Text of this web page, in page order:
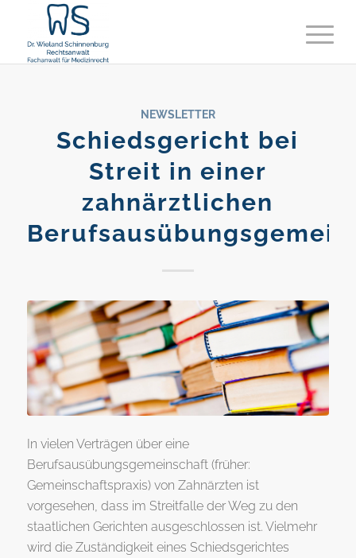
NEWSLETTER
Schiedsgericht bei
Streit in einer
zahnärztlichen
In vielen Verträgen über eine
Berufsausübungsgemeinschaft (früher:
Gemeinschaftspraxis) von Zahnärzten ist
vorgesehen, dass im Streitfalle der Weg zu den
staatlichen Gerichten ausgeschlossen ist. Vielmehr
wird die Zuständigkeit eines Schiedsgerichtes